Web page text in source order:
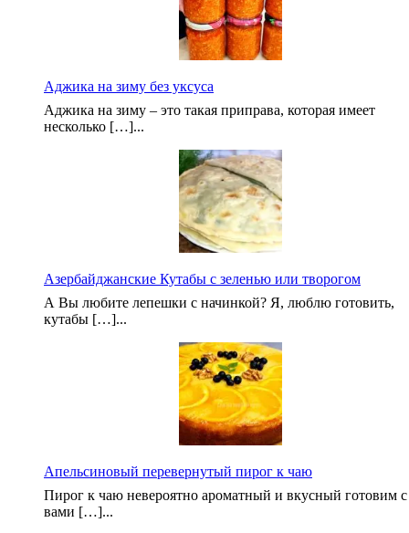
Аджика на зиму без уксуса
Аджика на зиму – это такая приправа, которая имеет
несколько […]...
Азербайджанские Кутабы с зеленью или творогом
А Вы любите лепешки с начинкой? Я, люблю готовить,
кутабы […]...
Апельсиновый перевернутый пирог к чаю
Пирог к чаю невероятно ароматный и вкусный готовим с
вами […]...